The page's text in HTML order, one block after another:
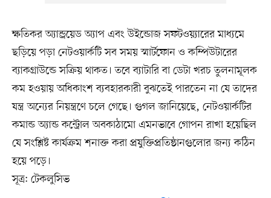
ক্ষতিকর অ্যান্ড্রয়েড অ্যাপ এবং উইন্ডোজ সফটওয়্যারের মাধ্যমে
ছড়িয়ে পড়া নেটওয়ার্কটি সব সময় স্মার্টফোন ও কম্পিউটারের
ব্যাকগ্রাউন্ডে সক্রিয় থাকত। তবে ব্যাটারি বা ডেটা খরচ তুলনামূলক
কম হওয়ায় অধিকাংশ ব্যবহারকারী বুঝতেই পারতেন না যে তাদের
যন্ত্র অন্যের নিয়ন্ত্রণে চলে গেছে। গুগল জানিয়েছে, নেটওয়ার্কটির
কমান্ড অ্যান্ড কন্ট্রোল অবকাঠামো এমনভাবে গোপন রাখা হয়েছিল
যে সংশ্লিষ্ট কার্যক্রম শনাক্ত করা প্রযুক্তিপ্রতিষ্ঠানগুলোর জন্য কঠিন
হয়ে পড়ে।
সূত্র: টেকলুসিভ